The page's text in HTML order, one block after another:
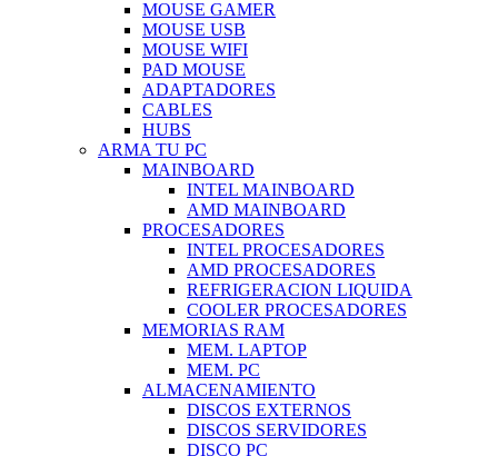
MOUSE GAMER
MOUSE USB
MOUSE WIFI
PAD MOUSE
ADAPTADORES
CABLES
HUBS
ARMA TU PC
MAINBOARD
INTEL MAINBOARD
AMD MAINBOARD
PROCESADORES
INTEL PROCESADORES
AMD PROCESADORES
REFRIGERACION LIQUIDA
COOLER PROCESADORES
MEMORIAS RAM
MEM. LAPTOP
MEM. PC
ALMACENAMIENTO
DISCOS EXTERNOS
DISCOS SERVIDORES
DISCO PC